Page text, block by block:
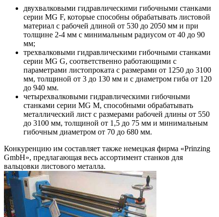
двухвалковыми гидравлическими гибочными станками
серии MG F, которые способны обрабатывать листовой
материал с рабочей длиной от 530 до 2050 мм и при
толщине 2-4 мм с минимальным радиусом от 40 до 90
мм;
трехвалковыми гидравлическими гибочными станками
серии MG G, соответственно работающими с
параметрами листопроката с размерами от 1250 до 3100
мм, толщиной от 3 до 130 мм и с диаметром гиба от 120
до 940 мм.
четырехвалковыми гидравлическими гибочными
станками серии MG M, способными обрабатывать
металлический лист с размерами рабочей длины от 550
до 3100 мм, толщиной от 1,5 до 75 мм и минимальным
гибочным диаметром от 70 до 680 мм.
Конкуренцию им составляет также немецкая фирма «Prinzing
GmbH», предлагающая весь ассортимент станков для
вальцовки листового металла.